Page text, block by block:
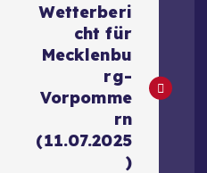
Wetterberi
cht für
Mecklenbu
rg-
Vorpomme
rn
(11.07.2025
)